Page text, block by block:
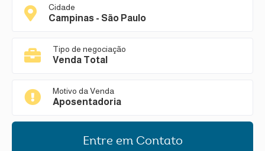
Cidade
Campinas - São Paulo
Tipo de negociação
Venda Total
Motivo da Venda
Aposentadoria
Entre em Contato